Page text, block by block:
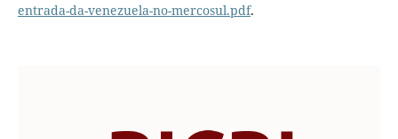
entrada-da-venezuela-no-mercosul.pdf.